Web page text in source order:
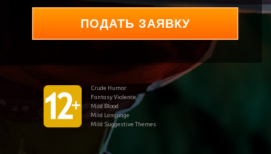
ПОДАТЬ ЗАЯВКУ
Crude Humor
Fantasy Violence
Mild Blood
Mild Language
Mild Suggestive Themes